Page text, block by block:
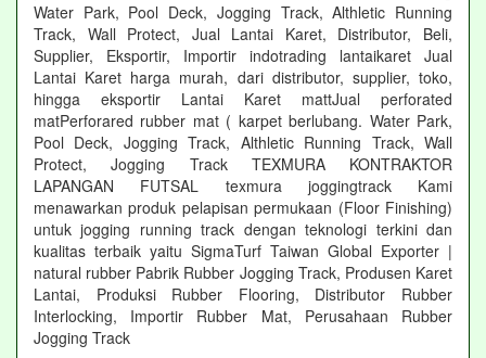
Water Park, Pool Deck, Jogging Track, Althletic Running
Track, Wall Protect, Jual Lantai Karet, Distributor, Beli,
Supplier, Eksportir, Importir indotrading lantaikaret Jual
Lantai Karet harga murah, dari distributor, supplier, toko,
hingga eksportir Lantai Karet mattJual perforated
matPerforared rubber mat ( karpet berlubang. Water Park,
Pool Deck, Jogging Track, Althletic Running Track, Wall
Protect, Jogging Track TEXMURA KONTRAKTOR
LAPANGAN FUTSAL texmura joggingtrack Kami
menawarkan produk pelapisan permukaan (Floor Finishing)
untuk jogging running track dengan teknologi terkini dan
kualitas terbaik yaitu SigmaTurf Taiwan Global Exporter |
natural rubber Pabrik Rubber Jogging Track, Produsen Karet
Lantai, Produksi Rubber Flooring, Distributor Rubber
Interlocking, Importir Rubber Mat, Perusahaan Rubber
Jogging Track